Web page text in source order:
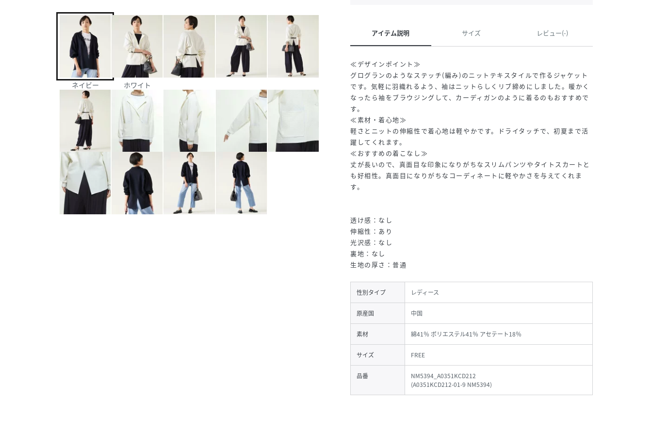
ネイビー ホワイト
アイテム説明 サイズ レビュー(-)
≪デザインポイント≫
グログランのようなステッチ(編み)のニットテキスタイルで作るジャケット
です。気軽に羽織れるよう、袖はニットらしくリブ締めにしました。暖かく
なったら袖をブラウジングして、カーディガンのように着るのもおすすめで
す。
≪素材・着心地≫
軽さとニットの伸縮性で着心地は軽やかです。ドライタッチで、初夏まで活
躍してくれます。
≪おすすめの着こなし≫
丈が長いので、真面目な印象になりがちなスリムパンツやタイトスカートと
も好相性。真面目になりがちなコーディネートに軽やかさを与えてくれま
す。
透け感：なし
伸縮性：あり
光沢感：なし
裏地：なし
生地の厚さ：普通
性別タイプ レディース
原産国 中国
素材 綿41％ ポリエステル41％ アセテート18％
サイズ FREE
品番
NM5394_A0351KCD212
(A0351KCD212-01-9 NM5394)